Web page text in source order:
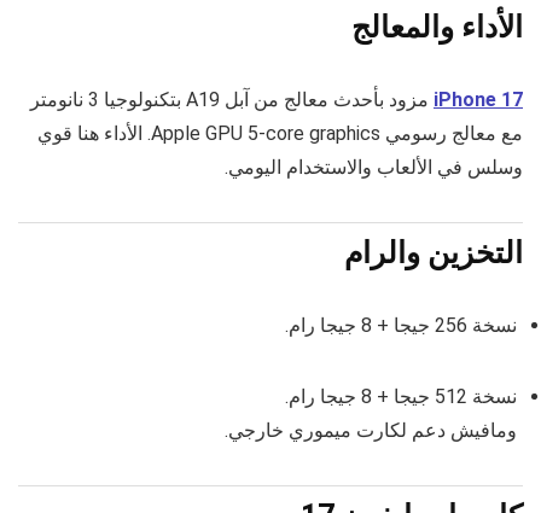
الأداء والمعالج
iPhone 17
مزود بأحدث معالج من آبل A19 بتكنولوجيا 3 نانومتر
مع معالج رسومي Apple GPU 5-core graphics. الأداء هنا قوي
وسلس في الألعاب والاستخدام اليومي.
التخزين والرام
نسخة 256 جيجا + 8 جيجا رام.
نسخة 512 جيجا + 8 جيجا رام.
ومافيش دعم لكارت ميموري خارجي.